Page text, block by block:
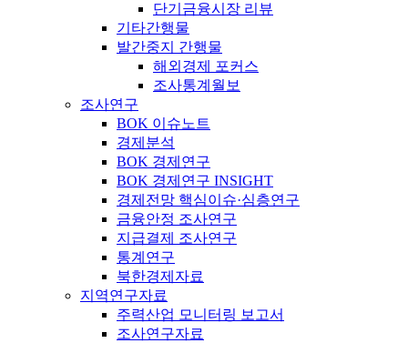
단기금융시장 리뷰
기타간행물
발간중지 간행물
해외경제 포커스
조사통계월보
조사연구
BOK 이슈노트
경제분석
BOK 경제연구
BOK 경제연구 INSIGHT
경제전망 핵심이슈·심층연구
금융안정 조사연구
지급결제 조사연구
통계연구
북한경제자료
지역연구자료
주력산업 모니터링 보고서
조사연구자료